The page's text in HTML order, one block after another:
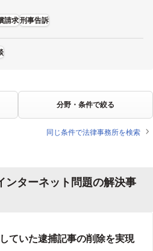
請求刑事告訴
分野・条件で絞る
同じ条件で法律事務所を検索
ンターネット問題の解決事
ていた逮捕記事の削除を実現